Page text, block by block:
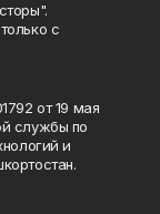
с
от 19 мая
службы по
и